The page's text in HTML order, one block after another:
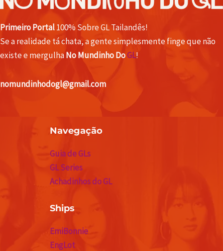
Primeiro Portal100% Sobre GL Tailandês!
Se a realidade tá chata, a gente simplesmente finge que não
existe e mergulhaNo Mundinho DoGL!
nomundinhodogl@gmail.com
Navegação
Guia de GLs
GL Series
Achadinhos do GL
Ships
EmiBonnie
EngLot